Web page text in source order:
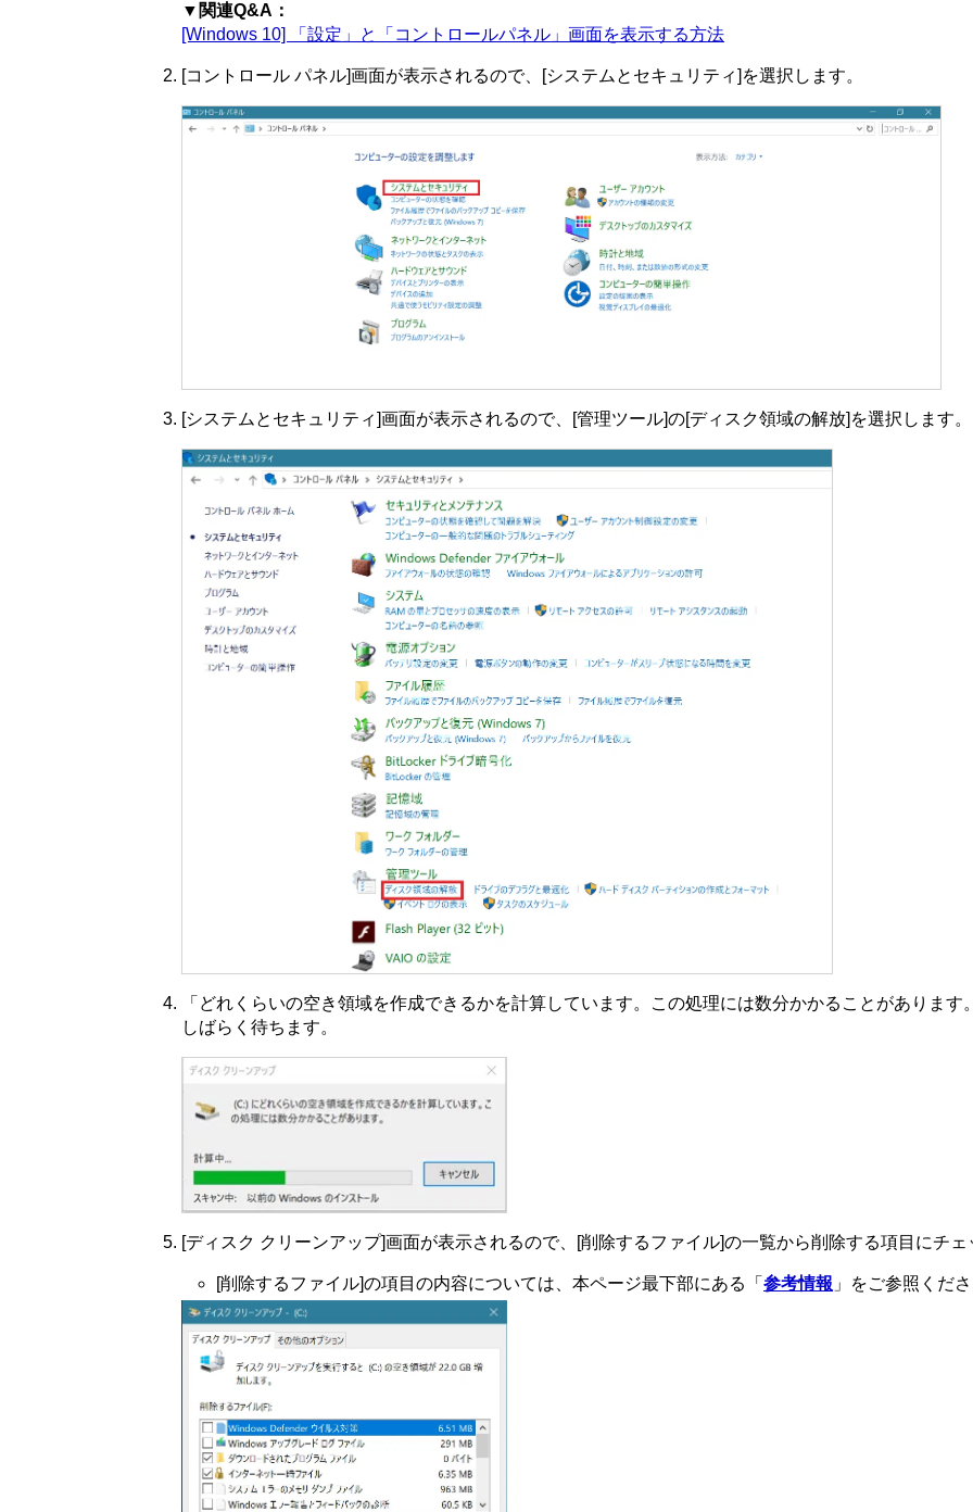
▼関連Q&A：
[Windows 10] 「設定」と「コントロールパネル」画面を表示する方法
[コントロール パネル]画面が表示されるので、[システムとセキュリティ]を選択します。
[システムとセキュリティ]画面が表示されるので、[管理ツール]の[ディスク領域の解放]を選択します。
「どれくらいの空き領域を作成できるかを計算しています。この処理には数分かかることがありま
しばらく待ちます。
[ディスク クリーンアップ]画面が表示されるので、[削除するファイル]の一覧から削除する項目にチ
[削除するファイル]の項目の内容については、本ページ最下部にある「 参考情報 」をご参照くだ